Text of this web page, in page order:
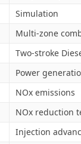
Simulation
Multi-zone
Two-stroke
Power
NOx emissions
NOx reduction
Injection